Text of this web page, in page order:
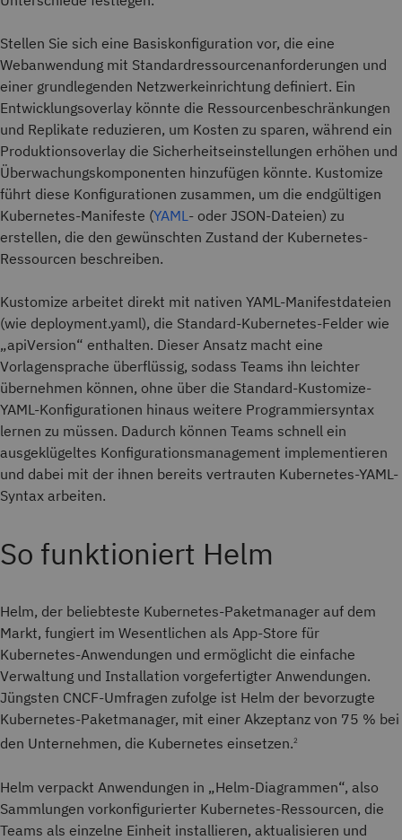
Stellen Sie sich eine Basiskonfiguration vor, die eine
Webanwendung mit Standardressourcenanforderungen und
einer grundlegenden Netzwerkeinrichtung definiert. Ein
Entwicklungsoverlay könnte die Ressourcenbeschränkungen
und Replikate reduzieren, um Kosten zu sparen, während ein
Produktionsoverlay die Sicherheitseinstellungen erhöhen und
Überwachungskomponenten hinzufügen könnte. Kustomize
führt diese Konfigurationen zusammen, um die endgültigen
Kubernetes-Manifeste (YAML- oder JSON-Dateien) zu
erstellen, die den gewünschten Zustand der Kubernetes-
Ressourcen beschreiben.
Kustomize arbeitet direkt mit nativen YAML-Manifestdateien
(wie deployment.yaml), die Standard-Kubernetes-Felder wie
„apiVersion“ enthalten. Dieser Ansatz macht eine
Vorlagensprache überflüssig, sodass Teams ihn leichter
übernehmen können, ohne über die Standard-Kustomize-
YAML-Konfigurationen hinaus weitere Programmiersyntax
lernen zu müssen. Dadurch können Teams schnell ein
ausgeklügeltes Konfigurationsmanagement implementieren
und dabei mit der ihnen bereits vertrauten Kubernetes-YAML-
Syntax arbeiten.
So funktioniert Helm
Helm, der beliebteste Kubernetes-Paketmanager auf dem
Markt, fungiert im Wesentlichen als App-Store für
Kubernetes-Anwendungen und ermöglicht die einfache
Verwaltung und Installation vorgefertigter Anwendungen.
Jüngsten CNCF-Umfragen zufolge ist Helm der bevorzugte
Kubernetes-Paketmanager, mit einer Akzeptanz von 75 % bei
den Unternehmen, die Kubernetes einsetzen.2
Helm verpackt Anwendungen in „Helm-Diagrammen“, also
Sammlungen vorkonfigurierter Kubernetes-Ressourcen, die
Teams als einzelne Einheit installieren, aktualisieren und